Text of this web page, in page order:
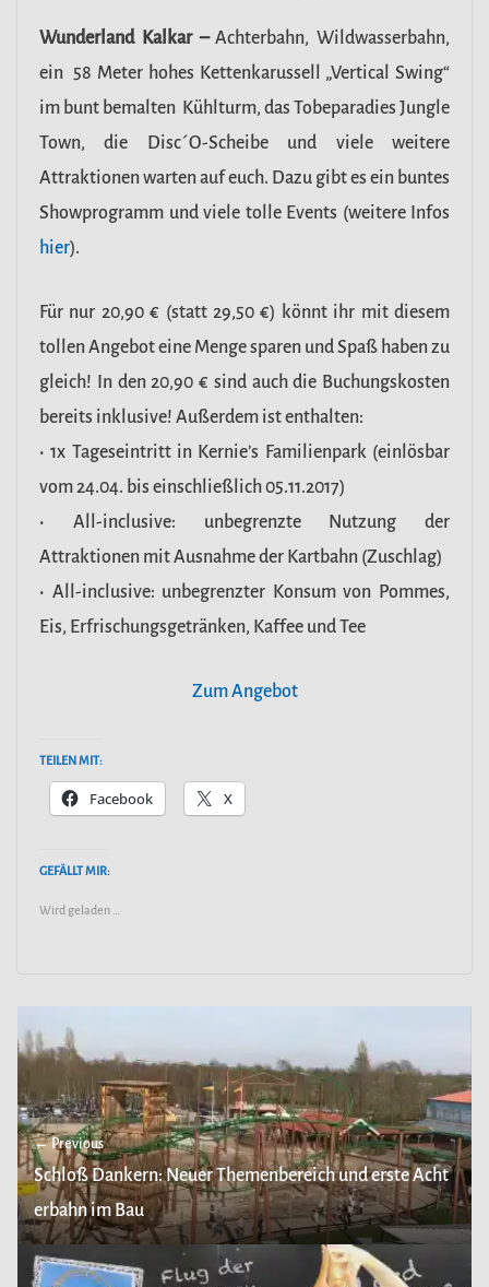
Wunderland Kalkar –Achterbahn, Wildwasserbahn,
ein 58 Meter hohes Kettenkarussell „Vertical Swing“
im bunt bemalten Kühlturm, das Tobeparadies Jungle
Town, die Disc´O-Scheibe und viele weitere
Attraktionen warten auf euch. Dazu gibt es ein buntes
Showprogramm und viele tolle Events (weitere Infos
hier).
Für nur 20,90 € (statt 29,50 €) könnt ihr mit diesem
tollen Angebot eine Menge sparen und Spaß haben zu
gleich! In den 20,90 € sind auch die Buchungskosten
bereits inklusive! Außerdem ist enthalten:
• 1x Tageseintritt in Kernie’s Familienpark (einlösbar
vom 24.04. bis einschließlich05.11.2017)
• All-inclusive: unbegrenzte Nutzung der
Attraktionen mit Ausnahme der Kartbahn (Zuschlag)
• All-inclusive: unbegrenzter Konsum von Pommes,
Eis, Erfrischungsgetränken, Kaffee und Tee
Zum Angebot
TEILEN MIT:
Facebook X
GEFÄLLT MIR:
Wird geladen …
← Previous
Schloß Dankern: Neuer Themenbereich und erste Acht
erbahn im Bau